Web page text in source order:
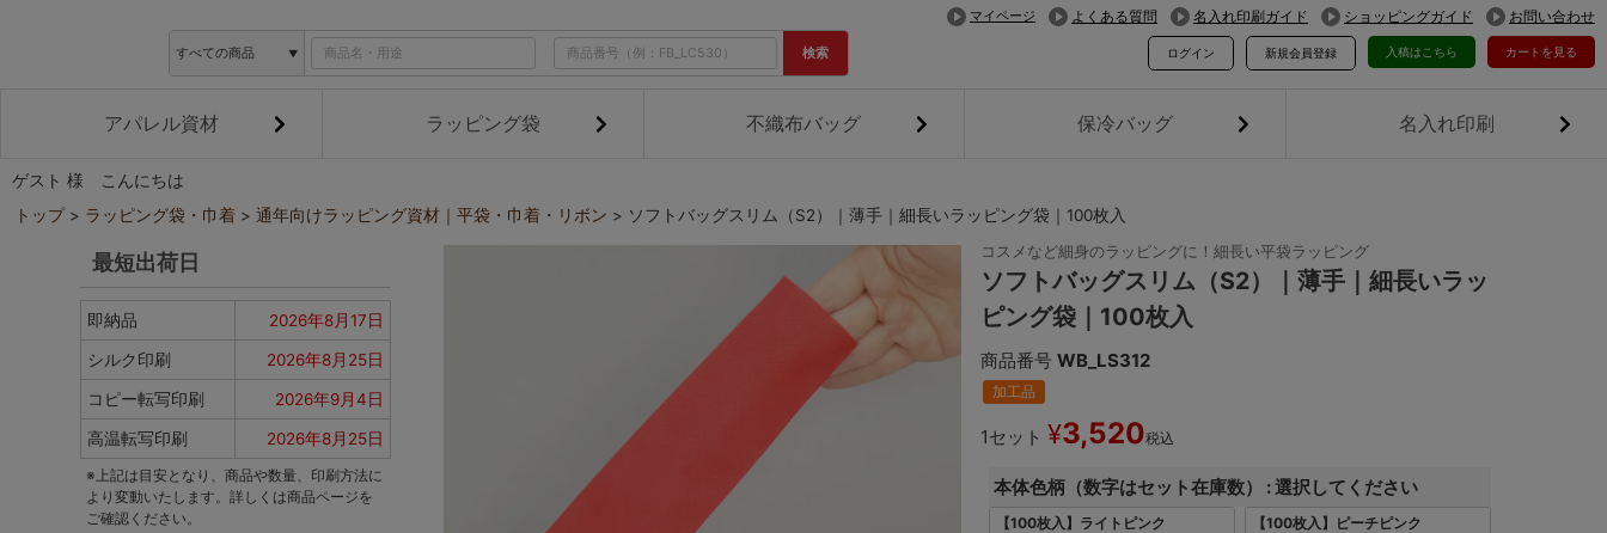
検索
マイページ よくある質問 名入れ印刷ガイド ショッピングガイド お問い合わせ
カートを見る
入稿はこちら
ログイン 新規会員登録
アパレル資材 ラッピング袋 不織布バッグ 保冷バッグ 名入れ印刷
ゲスト 様 こんにちは
トップ ラッピング袋・巾着 通年向けラッピング資材｜平袋・巾着・リボン ソフトバッグスリム（S2）｜薄手｜細長いラッピング袋｜100枚入
最短出荷日
即納品 2026年8月17日
シルク印刷 2026年8月25日
コピー転写印刷 2026年9月4日
高温転写印刷 2026年8月25日
※上記は目安となり、商品や数量、印刷方法に
より変動いたします。詳しくは商品ページを
ご確認ください。
コスメなど細身のラッピングに！細長い平袋ラッピング
ソフトバッグスリム（S2）｜薄手｜細長いラッ
ピング袋｜100枚入
商品番号 WB_LS312
加工品
1セット ¥3,520税込
本体色柄（数字はセット在庫数） 選択してください
【100枚入】ライトピンク 【100枚入】ピーチピンク